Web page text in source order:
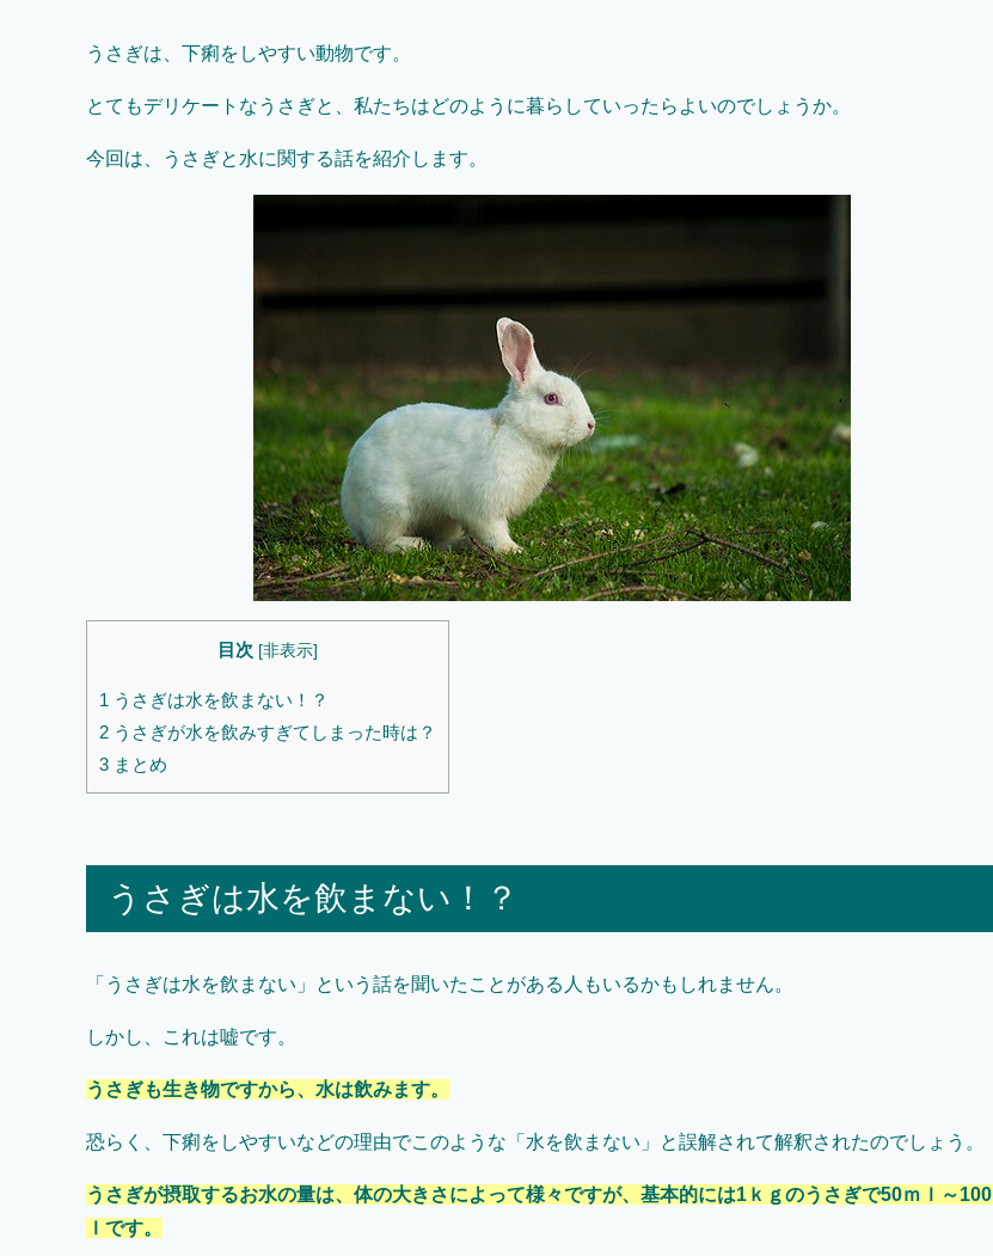
うさぎは、下痢をしやすい動物です。
とてもデリケートなうさぎと、私たちはどのように暮らしていったらよいのでしょうか。
今回は、うさぎと水に関する話を紹介します。
目次 [非表示]
1 うさぎは水を飲まない！？
2 うさぎが水を飲みすぎてしまった時は？
3 まとめ
うさぎは水を飲まない！？
「うさぎは水を飲まない」という話を聞いたことがある人もいるかもしれません。
しかし、これは嘘です。
うさぎも生き物ですから、水は飲みます。
恐らく、下痢をしやすいなどの理由でこのような「水を飲まない」と誤解されて解釈されたのでしょう。
うさぎが摂取するお水の量は、体の大きさによって様々ですが、基本的には1ｋｇのうさぎで50ｍｌ～100
ｌです。